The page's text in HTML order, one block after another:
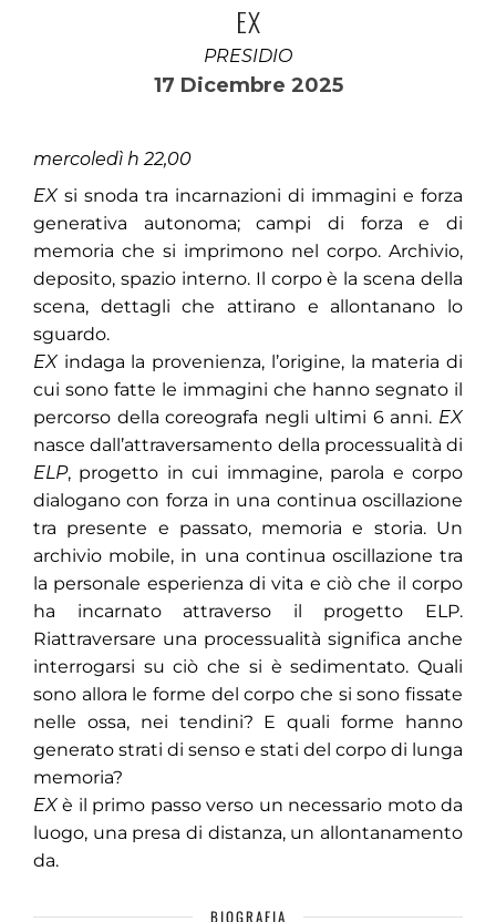
EX
PRESIDIO
17 Dicembre 2025
mercoledì h 22,00
EX si snoda tra incarnazioni di immagini e forza
generativa autonoma; campi di forza e di
memoria che si imprimono nel corpo. Archivio,
deposito, spazio interno. Il corpo è la scena della
scena, dettagli che attirano e allontanano lo
sguardo.
EX indaga la provenienza, l’origine, la materia di
cui sono fatte le immagini che hanno segnato il
percorso della coreografa negli ultimi 6 anni. EX
nasce dall’attraversamento della processualità di
ELP, progetto in cui immagine, parola e corpo
dialogano con forza in una continua oscillazione
tra presente e passato, memoria e storia. Un
archivio mobile, in una continua oscillazione tra
la personale esperienza di vita e ciò che il corpo
ha incarnato attraverso il progetto ELP.
Riattraversare una processualità significa anche
interrogarsi su ciò che si è sedimentato. Quali
sono allora le forme del corpo che si sono fissate
nelle ossa, nei tendini? E quali forme hanno
generato strati di senso e stati del corpo di lunga
memoria?
EX è il primo passo verso un necessario moto da
luogo, una presa di distanza, un allontanamento
da.
BIOGRAFIA